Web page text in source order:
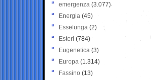
emergenza (3.077)
Energia (45)
Esselunga (2)
Esteri (784)
Eugenetica (3)
Europa (1.314)
Fassino (13)